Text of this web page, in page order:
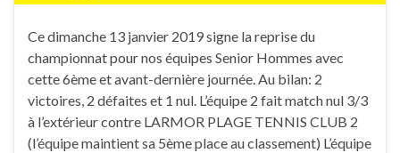
Ce dimanche 13 janvier 2019 signe la reprise du
championnat pour nos équipes Senior Hommes avec
cette 6ème et avant-dernière journée. Au bilan: 2
victoires, 2 défaites et 1 nul. L’équipe 2 fait match nul 3/3
à l’extérieur contre LARMOR PLAGE TENNIS CLUB 2
(l’équipe maintient sa 5ème place au classement) L’équipe